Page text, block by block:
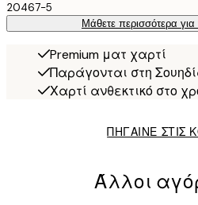
20467-5
Μάθετε περισσότερα
Premium ματ χαρτί
Παράγονται στη
Χαρτί ανθεκτικό στο
ΠΗΓΑΙΝΕ ΣΤΙΣ
Άλλοι